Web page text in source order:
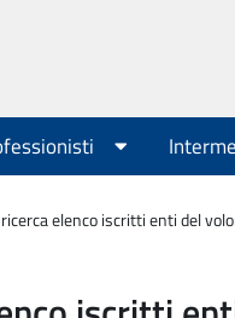
elenco iscritti enti del